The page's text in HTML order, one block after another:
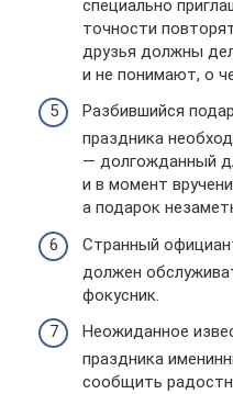
специально
точности
друзья должны
и не понимают, о
Разбившийся
праздника
— долгожданный
и в момент
а подарок
Странный
должен
фокусник.
Неожиданное
праздника
сообщить